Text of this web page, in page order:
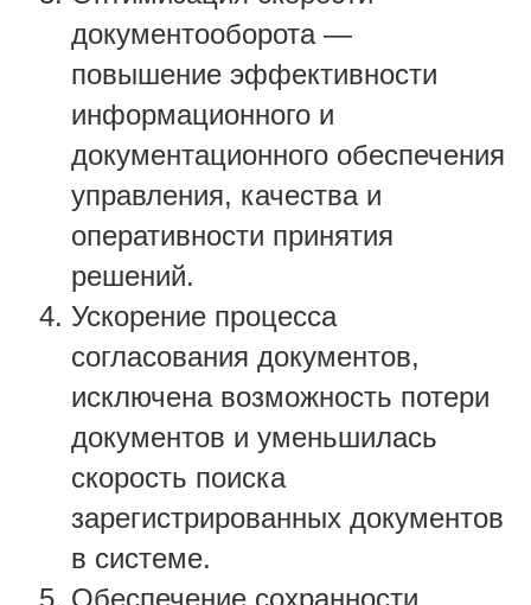
документооборота —
повышение эффективности
информационного и
документационного обеспечения
управления, качества и
оперативности принятия
решений.
Ускорение процесса
согласования документов,
исключена возможность потери
документов и уменьшилась
скорость поиска
зарегистрированных документов
в системе.
Обеспечение сохранности